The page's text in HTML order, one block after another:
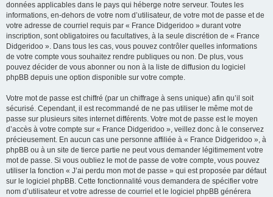
données applicables dans le pays qui héberge notre serveur. Toutes les
informations, en-dehors de votre nom d’utilisateur, de votre mot de passe et de
votre adresse de courriel requis par « France Didgeridoo » durant votre
inscription, sont obligatoires ou facultatives, à la seule discrétion de « France
Didgeridoo ». Dans tous les cas, vous pouvez contrôler quelles informations
de votre compte vous souhaitez rendre publiques ou non. De plus, vous
pouvez décider de vous abonner ou non à la liste de diffusion du logiciel
phpBB depuis une option disponible sur votre compte.
Votre mot de passe est chiffré (par un chiffrage à sens unique) afin qu’il soit
sécurisé. Cependant, il est recommandé de ne pas utiliser le même mot de
passe sur plusieurs sites internet différents. Votre mot de passe est le moyen
d’accès à votre compte sur « France Didgeridoo », veillez donc à le conservez
précieusement. En aucun cas une personne affiliée à « France Didgeridoo », à
phpBB ou à un site de tierce partie ne peut vous demander légitimement votre
mot de passe. Si vous oubliez le mot de passe de votre compte, vous pouvez
utiliser la fonction « J’ai perdu mon mot de passe » qui est proposée par défaut
sur le logiciel phpBB. Cette fonctionnalité vous demandera de spécifier votre
nom d’utilisateur et votre adresse de courriel et le logiciel phpBB générera